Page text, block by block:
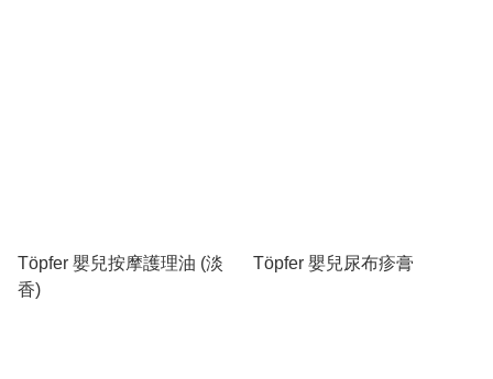
Töpfer 嬰兒按摩護理油 (淡
香)
Töpfer 嬰兒尿布疹膏